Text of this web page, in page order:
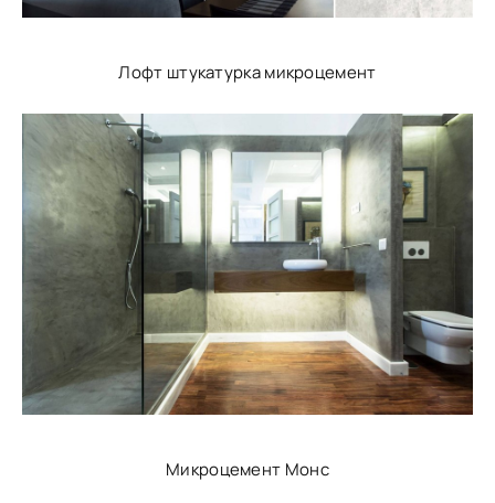
Лофт штукатурка микроцемент
Микроцемент Монс